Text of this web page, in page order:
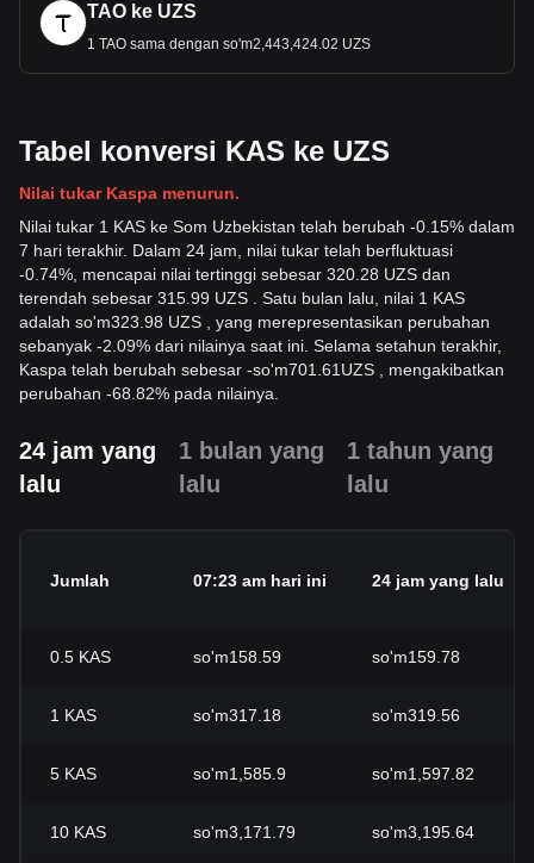
TAO ke UZS
1 TAO sama dengan so'm2,443,424.02 UZS
Tabel konversi KAS ke UZS
Nilai tukar Kaspa menurun.
Nilai tukar 1 KAS ke Som Uzbekistan telah berubah -0.15% dalam
7 hari terakhir. Dalam 24 jam, nilai tukar telah berfluktuasi
-0.74%, mencapai nilai tertinggi sebesar 320.28 UZS dan
terendah sebesar 315.99 UZS . Satu bulan lalu, nilai 1 KAS
adalah so'm323.98 UZS , yang merepresentasikan perubahan
sebanyak -2.09% dari nilainya saat ini. Selama setahun terakhir,
Kaspa telah berubah sebesar -so'm701.61 UZS , mengakibatkan
perubahan -68.82% pada nilainya.
24 jam yang
lalu
1 bulan yang
lalu
1 tahun yang
lalu
Jumlah 07:23 am hari ini 24 jam yang lalu
0.5 KAS so'm158.59 so'm159.78
1 KAS so'm317.18 so'm319.56
5 KAS so'm1,585.9 so'm1,597.82
10 KAS so'm3,171.79 so'm3,195.64